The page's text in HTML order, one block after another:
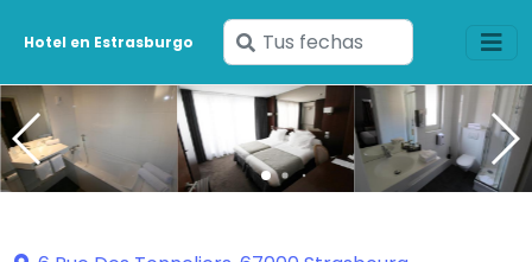
Hotel en Estrasburgo
Ingresa
tus
fechas